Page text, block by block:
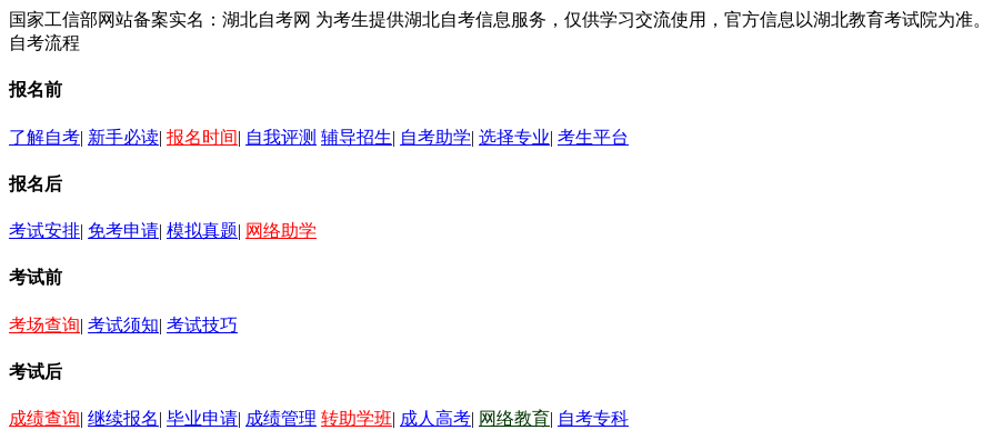
国家工信部网站备案实名：湖北自考网 为考生提供湖北自考信息服务，仅供学习交流使用，官方信息以湖北教育考试院为准。
自考流程
报名前
了解自考| 新手必读| 报名时间| 自我评测 辅导招生| 自考助学| 选择专业| 考生平台
报名后
考试安排| 免考申请| 模拟真题| 网络助学
考试前
考场查询| 考试须知| 考试技巧
考试后
成绩查询| 继续报名| 毕业申请| 成绩管理 转助学班| 成人高考| 网络教育| 自考专科